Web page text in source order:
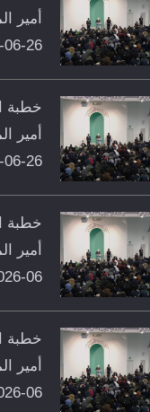
أمير
26-06-2026
خطبة
أمير
26-06-2026
خطبة
06-2026
خطبة
06-2026